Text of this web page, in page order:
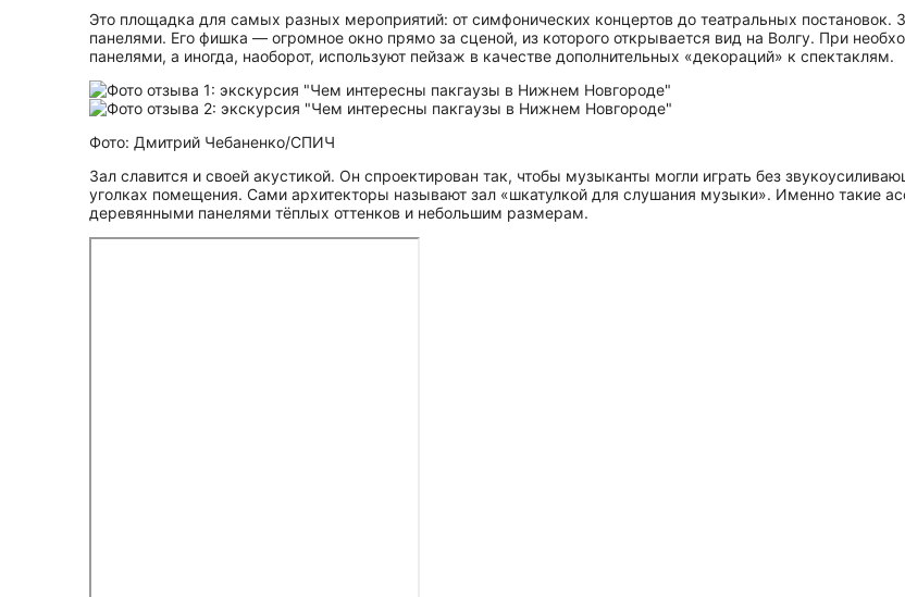
Это площадка для самых разных мероприятий: от симфонических концертов до театральных
панелями. Его фишка — огромное окно прямо за сценой, из которого открывается вид на Волгу. При
панелями, а иногда, наоборот, используют пейзаж в качестве дополнительных «декораций» к спектаклям.
Фото: Дмитрий Чебаненко/СПИЧ
Зал славится и своей акустикой. Он спроектирован так, чтобы музыканты могли играть без
уголках помещения. Сами архитекторы называют зал «шкатулкой для слушания музыки». Именно такие
деревянными панелями тёплых оттенков и небольшим размерам.